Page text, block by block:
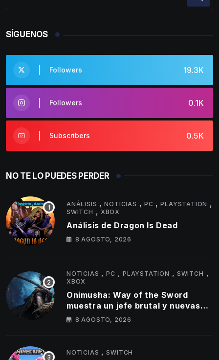
SÍGUENOS
19.3K
Followers
0.1K
Followers
0.5K
Subscribers
NO TE LO PUEDES PERDER
ANÁLISIS ,NOTICIAS , PC ,PLAYSTATION ,
SWITCH , XBOX
Análisis de Dragon Is Dead
8 AGOSTO, 2026
NOTICIAS ,PC ,PLAYSTATION , SWITCH ,
XBOX
Onimusha: Way of the Sword
muestra un jefe brutal y nuevas
armas Oni en su último tráiler
8 AGOSTO, 2026
NOTICIAS ,SWITCH